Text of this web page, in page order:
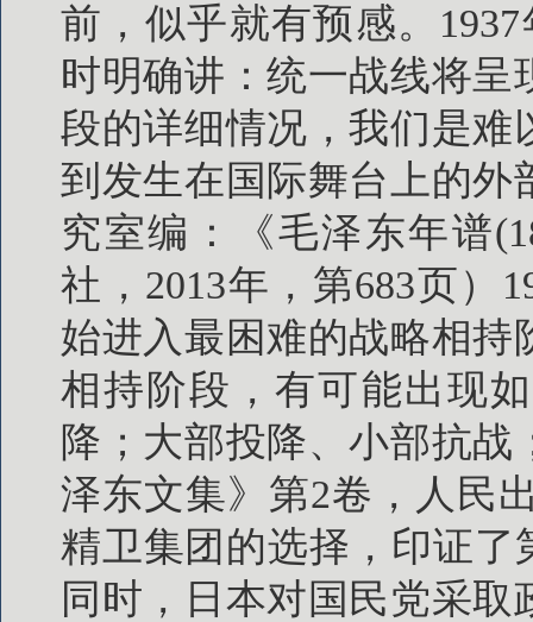
前，似乎就有预感。
时明确讲：统一战线将
段的详细情况，我们是难
到发生在国际舞台上的
究室编：《毛泽东年谱
社，2013年，第683页）
始进入最困难的战略相
相持阶段，有可能出现
降；大部投降、小部抗
泽东文集》第2卷，人民
精卫集团的选择，印证了
同时，日本对国民党采